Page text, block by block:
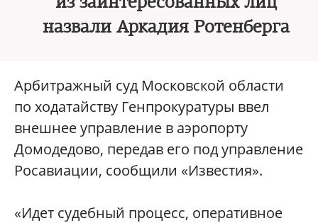
назвали Аркадия Ротенберга
Арбитражный суд Московской области
по ходатайству Генпрокуратуры ввел
внешнее управление в аэропорту
Домодедово, передав его под управление
Росавиации, сообщили «Известия».
«Идет судебный процесс, оперативное